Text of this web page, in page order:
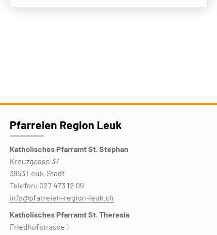
Pfarreien Region Leuk
Katholisches Pfarramt St. Stephan
Kreuzgasse 37
3953 Leuk-Stadt
Telefon: 027 473 12 09
info@pfarreien-region-leuk.ch
Katholisches Pfarramt St. Theresia
Friedhofstrasse 1